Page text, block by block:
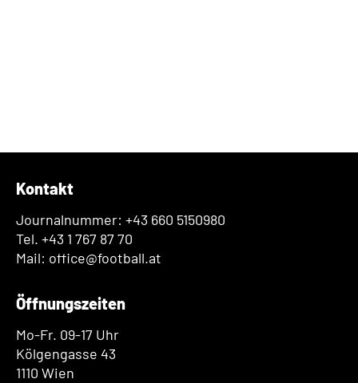
Kontakt
Journalnummer: +43 660 5150980
Tel. +43 1 767 87 70
Mail: office@football.at
Öffnungszeiten
Mo-Fr. 09-17 Uhr
Kölgengasse 43
1110 Wien